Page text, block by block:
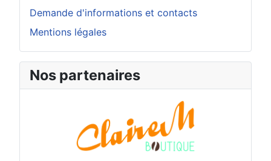
Demande d'informations et contacts
Mentions légales
Nos partenaires